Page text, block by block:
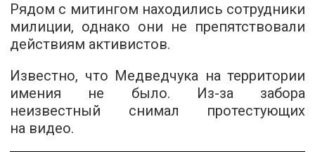
Рядом с митингом находились сотрудники
милиции, однако они не препятствовали
действиям активистов.
Известно, что Медведчука на территории
имения не было. Из-за забора
неизвестный снимал протестующих
на видео.